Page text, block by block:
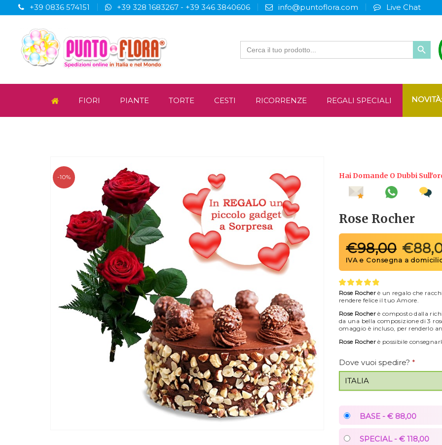
+39 0836 574151 +39 328 1683267 - +39 346 3840606 info@puntoflora.com Live Chat
Search
for:
FIORI PIANTE TORTE CESTI RICORRENZE REGALI SPECIALI
-10% Hai Domande O Dubbi
Rose Rocher
€98,00 €
Rose Rocherè un regalo che
rendere felice il tuo Amore.
Rose Rocherè composto dalla
da una bella composizione di 3
omaggio è incluso, per renderlo
Rose Rocherè possibile
Dove vuoi spedire? *
BASE - € 88,00
SPECIAL - € 118,00